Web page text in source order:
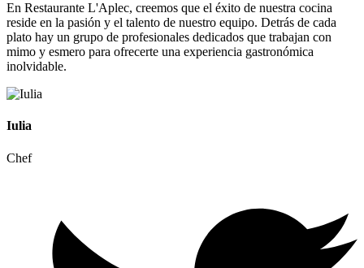
En Restaurante L'Aplec, creemos que el éxito de nuestra cocina
reside en la pasión y el talento de nuestro equipo. Detrás de cada
plato hay un grupo de profesionales dedicados que trabajan con
mimo y esmero para ofrecerte una experiencia gastronómica
inolvidable.
Iulia
Chef